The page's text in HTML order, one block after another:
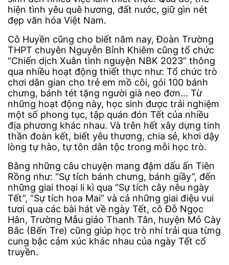
hiện tình yêu quê hương, đất nước, giữ gìn nét
đẹp văn hóa Việt Nam.
Cô Huyền cũng cho biết năm nay, Đoàn Trường
THPT chuyên Nguyễn Bỉnh Khiêm cũng tổ chức
“Chiến dịch Xuân tình nguyện NBK 2023” thông
qua nhiều hoạt động thiết thực như: Tổ chức trò
chơi dân gian cho trẻ em mồ côi, gói 100 bánh
chưng, bánh tét tặng người già neo đơn… Từ
những hoạt động này, học sinh được trải nghiệm
một số phong tục, tập quán đón Tết của nhiều
địa phương khác nhau. Và trên hết xây dựng tinh
thần đoàn kết, biết yêu thương, chia sẻ, khơi dậy
lòng tự hào, tự tôn dân tộc trong mỗi học trò.
Bằng những câu chuyện mang đậm dấu ấn Tiên
Rồng như: “Sự tích bánh chưng, bánh giầy”, đến
những giai thoại li kì qua “Sự tích cây nêu ngày
Tết”, “Sự tích hoa Mai” và cả những giai điệu vui
tươi qua các bài hát về ngày Tết, cô Đỗ Ngọc
Hân, Trường Mẫu giáo Thanh Tân, huyện Mỏ Cày
Bắc (Bến Tre) cũng giúp học trò nhí trải qua từng
cung bậc cảm xúc khác nhau của ngày Tết cổ
truyền.